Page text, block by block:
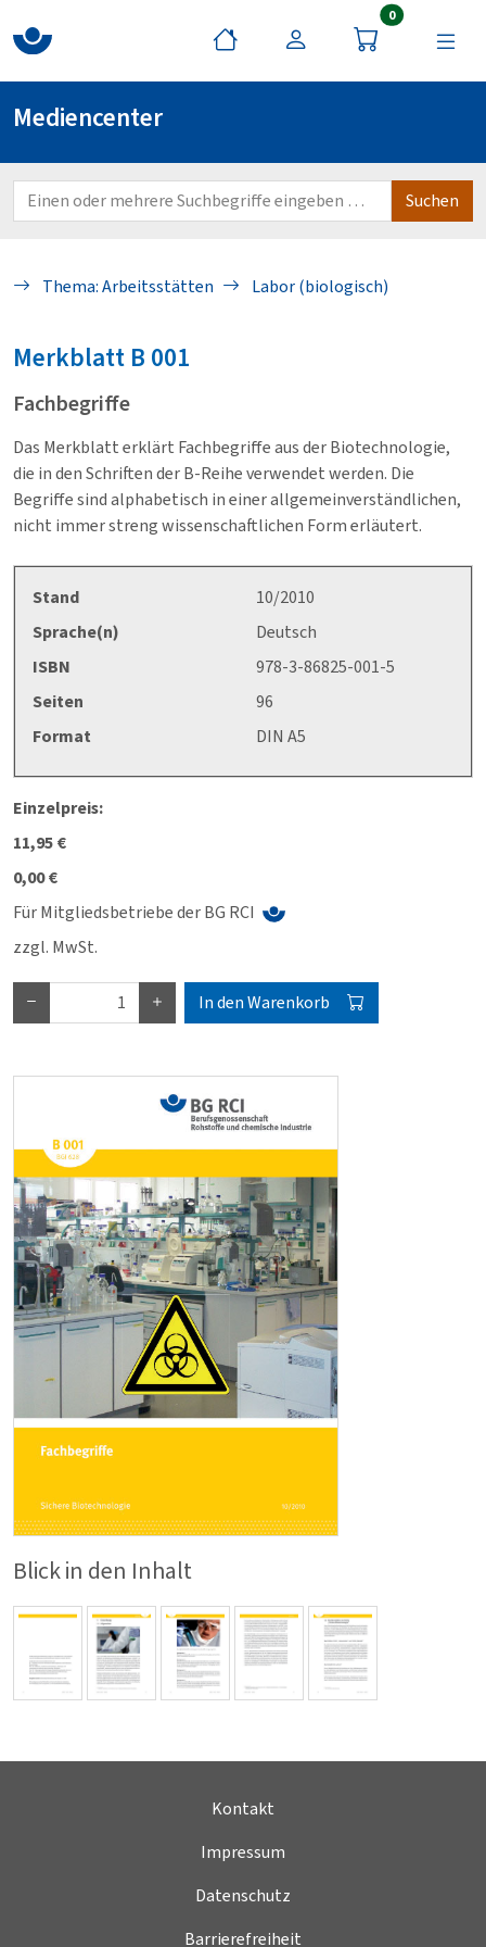
0Artikel im
Mediencenter
Thema: Arbeitsstätten Labor (biologisch)
Blick in den Inhalt
Merkblatt B 001
Fachbegriffe
Das Merkblatt erklärt Fachbegriffe aus der Biotechnologie,
die in den Schriften der B-Reihe verwendet werden. Die
Begriffe sind alphabetisch in einer allgemeinverständlichen,
nicht immer streng wissenschaftlichen Form erläutert.
Stand
10/2010
Sprache(n)
Deutsch
ISBN
978-3-86825-001-5
Seiten
96
Format
DIN A5
Einzelpreis:
11,95 €
0,00 €
Für Mitgliedsbetriebe der BG RCI
zzgl. MwSt.
In den Warenkorb
Kontakt
Impressum
Datenschutz
Barrierefreiheit